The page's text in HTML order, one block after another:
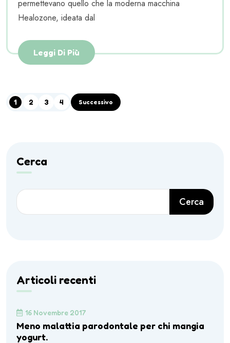
permettevano quello che la moderna macchina
Healozone, ideata dal
Leggi Di Più
1 2 3 4 Successivo
Cerca
Cerca
Articoli recenti
16 Novembre 2017
Meno malattia parodontale per chi mangia
yogurt.